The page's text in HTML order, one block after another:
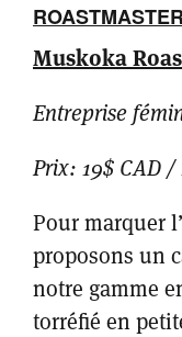
Muskoka
Entreprise
Prix: 19$ CAD /
Pour marquer
proposons un
notre gamme
torréfié en